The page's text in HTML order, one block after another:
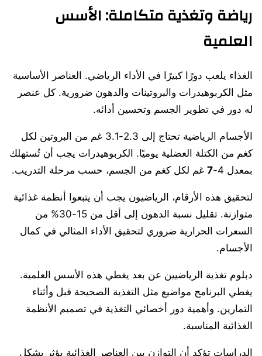
رياضة وتغذية متكاملة: الأسس
العلمية
الغذاء يلعب دورًا كبيرًا في الأداء الرياضي. العناصر الأساسية
مثل الكربوهيدرات والبروتينات والدهون ضرورية. كل عنصر
له دور في تطوير الجسم وتحسين أدائه.
الأجسام الرياضية تحتاج إلى 2.3-3.1 غم من البروتين لكل
كغم من الكتلة العضلية يوميًا. الكربوهيدرات يجب أن تُستهلك
بمعدل 4-
7 غم لكل كغم من الجسم، حسب مرحلة التدريب.
لتحقيق هذه الأرقام، الرياضيون يجب أن يتبعوا أنظمة غذائية
متوازنة. تقليل نسبة الدهون إلى أقل من 15-30% من
السعرات الحرارية ضروري لتحقيق الأداء المثالي في كمال
الأجسام.
دبلوم تغذية الرياضيين عن بعد يغطي هذه الأسس العلمية.
يغطي البرنامج مواضيع مثل التغذية الصحيحة قبل وأثناء
التمارين. وأهمية دور أخصائي التغذية في تصميم الأنظمة
الغذائية المناسبة.
الدراسات تؤكد أن التوازن بين العناصر الغذائية يؤثر بشكل